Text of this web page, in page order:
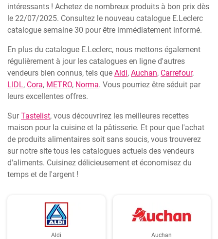
intéressants ! Achetez de nombreux produits à bon prix dès
le 22/07/2025. Consultez le nouveau catalogue E.Leclerc
catalogue semaine 30 pour être immédiatement informé.
En plus du catalogue E.Leclerc, nous mettons également
régulièrement à jour les catalogues en ligne d'autres
vendeurs bien connus, tels que Aldi, Auchan, Carrefour,
LIDL, Cora, METRO, Norma. Vous pourriez être séduit par
leurs excellentes offres.
SurTastelist, vous découvrirez les meilleures recettes
maison pour la cuisine et la pâtisserie. Et pour que l'achat
de produits alimentaires soit sans soucis, vous trouverez
sur notre site tous les catalogues actuels des vendeurs
d'aliments. Cuisinez délicieusement et économisez du
temps et de l'argent !
Aldi Auchan